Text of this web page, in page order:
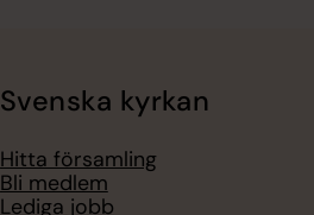
Svenska kyrkan
Hitta församling
Bli medlem
Lediga jobb